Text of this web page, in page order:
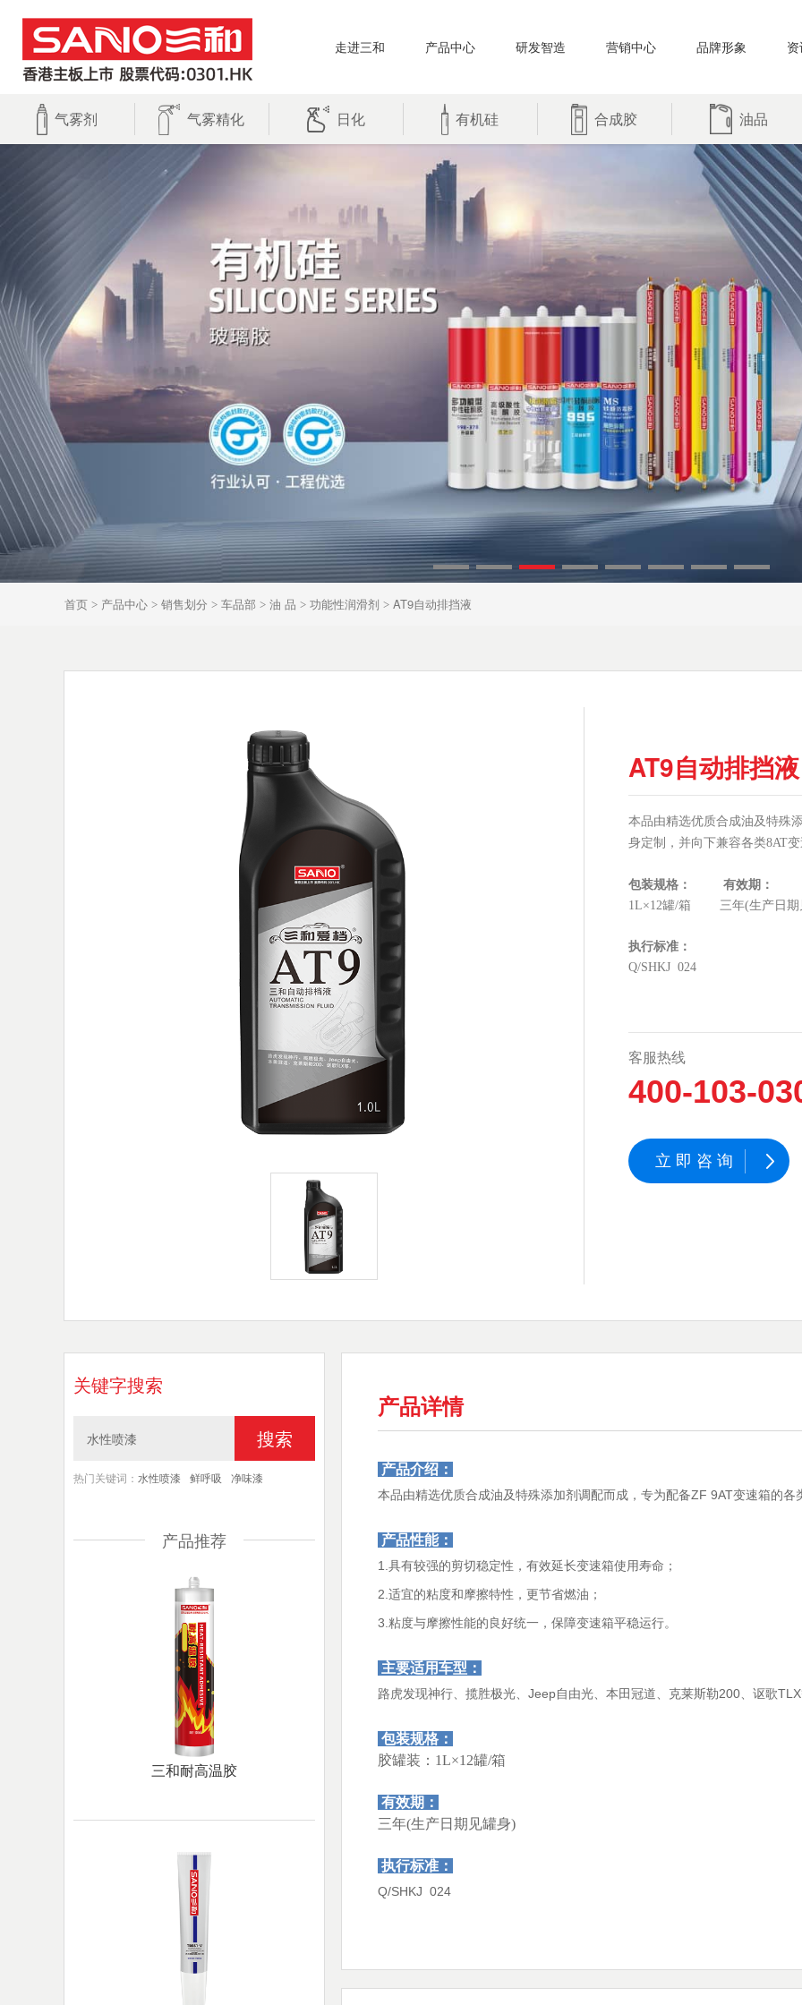
走进三和 产品中心 研发智造 营销中心 品牌形象
气雾剂 气雾精化 日化 有机硅 合成胶 油品
首页 > 产品中心 > 销售划分 > 车品部 > 油 品 > 功能性润滑剂 > AT9自动排挡液
AT9自动排挡液
本品由精选优质合成油及特殊
身定制，并向下兼容各类8AT
包装规格： 有效期：
1L×12罐/箱 三年(生产日
执行标准：
Q/SHKJ 024
客服热线
400-103-
立即咨询
产品详情
产品介绍：
本品由精选优质合成油及特殊添加剂调配而成，专为配备ZF 9AT变速箱的
产品性能：
1.具有较强的剪切稳定性，有效延长变速箱使用寿命；
2.适宜的粘度和摩擦特性，更节省燃油；
3.粘度与摩擦性能的良好统一，保障变速箱平稳运行。
主要适用车型：
路虎发现神行、揽胜极光、Jeep自由光、本田冠道、克莱斯勒200、讴歌
包装规格：
胶罐装：1L×12罐/箱
有效期：
三年(生产日期见罐身)
执行标准：
Q/SHKJ 024
关键字搜索
搜索
热门关键词： 水性喷漆 鲜呼吸 净味漆
产品推荐
三和耐高温胶